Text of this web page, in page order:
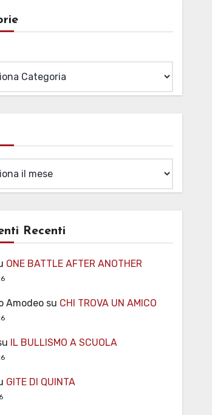
Recenti
ONE BATTLE AFTER ANOTHER
Amodeosu CHI TROVA UN AMICO
IL BULLISMO A SCUOLA
GITE DI QUINTA